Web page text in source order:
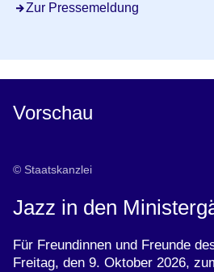
Zur Pressemeldung
Vorschau
© Staatskanzlei
Jazz in den
Für Freundinnen und Freunde
Freitag, den 9. Oktober 2026,